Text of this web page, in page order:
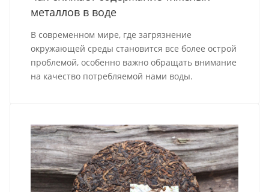
металлов в воде
В современном мире, где загрязнение
окружающей среды становится все более острой
проблемой, особенно важно обращать внимание
на качество потребляемой нами воды.